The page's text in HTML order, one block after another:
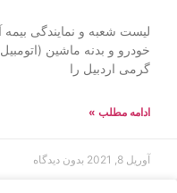
لیست شعبه و نمایندگی
خودرو و بدنه ماشین
گرمی اردبیل را
ادامه مطلب »
آوریل 8, 2021 بدون دیدگاه